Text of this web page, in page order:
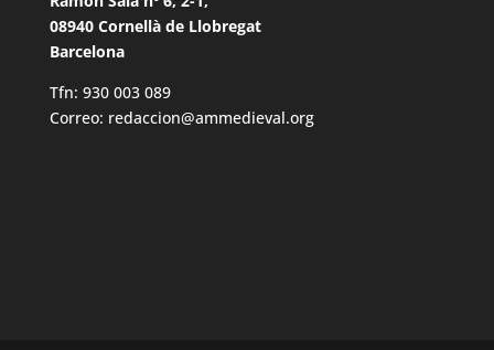
08940 Cornellà de Llobregat
Barcelona
Tfn: 930 003 089
Correo: redaccion@ammedieval.org